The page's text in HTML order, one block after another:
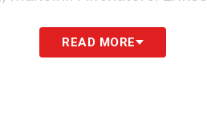
NEWSREAD MORE